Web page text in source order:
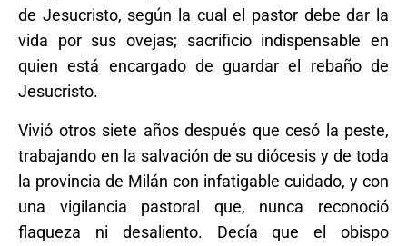
de Jesucristo, según la cual el pastor debe dar la
vida por sus ovejas; sacrificio indispensable en
quien está encargado de guardar el rebaño de
Jesucristo.
Vivió otros siete años después que cesó la peste,
trabajando en la salvación de su diócesis y de toda
la provincia de Milán con infatigable cuidado, y con
una vigilancia pastoral que, nunca reconoció
flaqueza ni desaliento. Decía que el obispo